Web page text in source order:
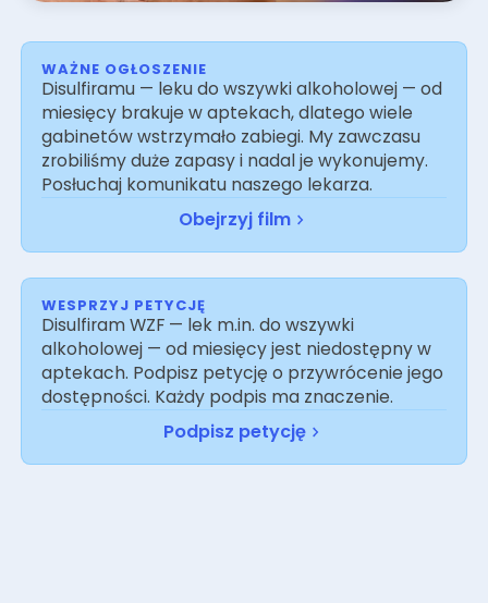
WAŻNE OGŁOSZENIE
Disulfiramu — leku do wszywki alkoholowej — od
miesięcy brakuje w aptekach, dlatego wiele
gabinetów wstrzymało zabiegi. My zawczasu
zrobiliśmy duże zapasy i nadal je wykonujemy.
Posłuchaj komunikatu naszego lekarza.
Obejrzyj film
WESPRZYJ PETYCJĘ
Disulfiram WZF — lek m.in. do wszywki
alkoholowej — od miesięcy jest niedostępny w
aptekach. Podpisz petycję o przywrócenie jego
dostępności. Każdy podpis ma znaczenie.
Podpisz petycję